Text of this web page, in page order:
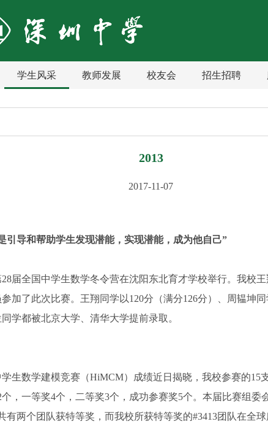
学生风采 教师发展 校友会 招生招聘
2013
2017-11-07
导和帮助学生发现潜能，实现潜能，成为他自己”
28届全国中学生数学冬令营在沈阳东北育才学校举行。我校
加了此次比赛。王翔同学以120分（满分126分）、周韫坤
学都被北京大学、清华大学提前录取。
生数学建模竞赛（HiMCM）成绩近日揭晓，我校参赛的15
，一等奖4个，二等奖3个，成功参赛奖5个。本届比赛组委
有两个团队获特等奖，而我校所获特等奖的#3413团队在全